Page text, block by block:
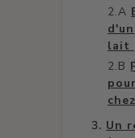
lait
Un